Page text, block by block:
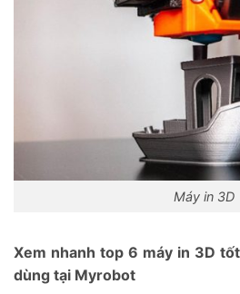
Máy in 3D
Xem nhanh top 6 máy in 3D
dùng tại Myrobot